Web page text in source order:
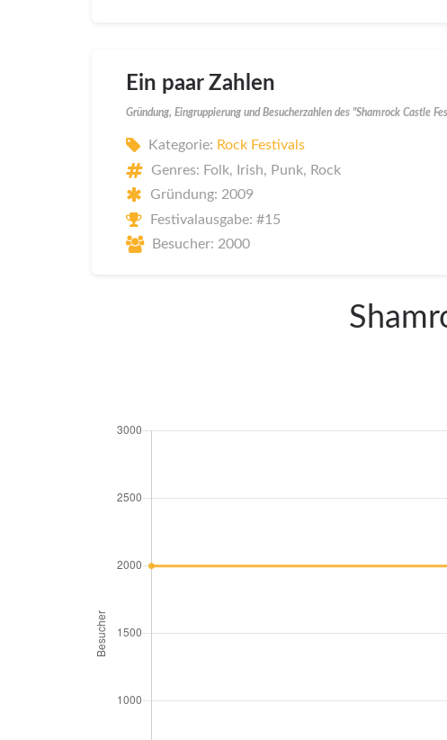
Ein paar Zahlen
Gründung, Eingruppierung und Besucherzahlen des "Shamrock Castle
Kategorie: Rock Festivals
Genres: Folk, Irish, Punk, Rock
Gründung: 2009
Festivalausgabe: #15
Besucher: 2000